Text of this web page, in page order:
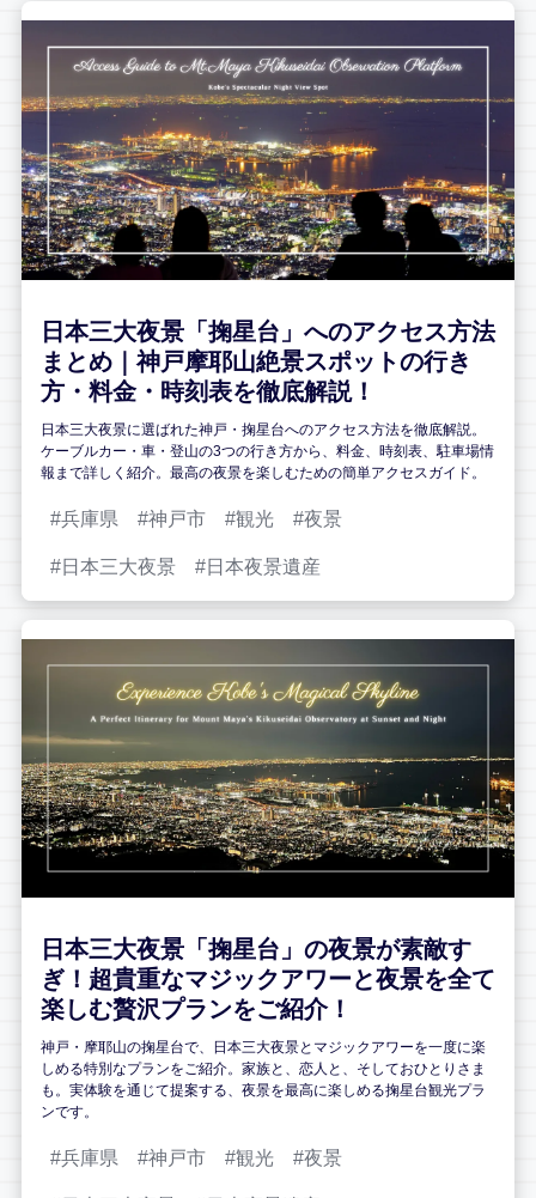
日本三大夜景「掬星台」へのアクセス方法
まとめ｜神戸摩耶山絶景スポットの行き
方・料金・時刻表を徹底解説！
日本三大夜景に選ばれた神戸・掬星台へのアクセス方法を徹底解説。
ケーブルカー・車・登山の3つの行き方から、料金、時刻表、駐車場情
報まで詳しく紹介。最高の夜景を楽しむための簡単アクセスガイド。
兵庫県 神戸市 観光 夜景
日本三大夜景 日本夜景遺産
日本三大夜景「掬星台」の夜景が素敵す
ぎ！超貴重なマジックアワーと夜景を全て
楽しむ贅沢プランをご紹介！
神戸・摩耶山の掬星台で、日本三大夜景とマジックアワーを一度に楽
しめる特別なプランをご紹介。家族と、恋人と、そしておひとりさま
も。実体験を通じて提案する、夜景を最高に楽しめる掬星台観光プラ
ンです。
兵庫県 神戸市 観光 夜景